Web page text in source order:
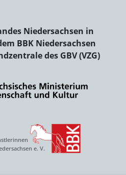
Niedersachsen in
BBK Niedersachsen
des GBV (VZG)
e. V.